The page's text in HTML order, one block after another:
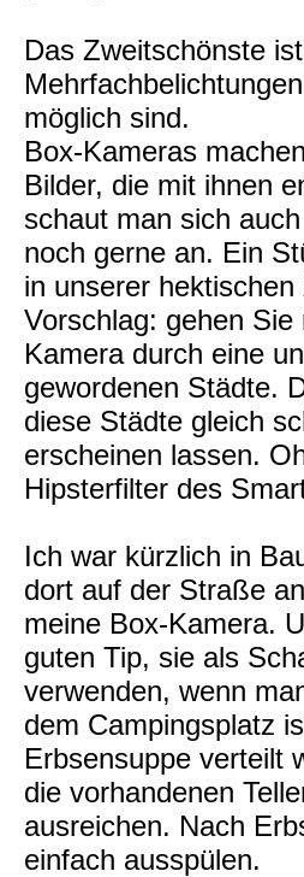
Das Zweitschönste
möglich sind.
Box-Kameras
Bilder, die mit ihnen
schaut man sich
noch gerne an. Ein
in unserer hektischen
Vorschlag: gehen Sie
Kamera durch eine
gewordenen Städte.
diese Städte gleich
erscheinen lassen.
Hipsterfilter des
Ich war kürzlich in
dort auf der Straße
meine Box-Kamera.
guten Tip, sie als
verwenden, wenn
dem Campingsplatz
Erbsensuppe verteilt
die vorhandenen
ausreichen. Nach
einfach ausspülen.